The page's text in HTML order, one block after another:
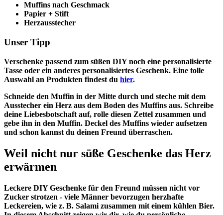
Muffins nach Geschmack
Papier + Stift
Herzausstecher
Unser Tipp
Verschenke passend zum süßen DIY noch eine personalisierte
Tasse oder ein anderes personalisiertes Geschenk. Eine tolle
Auswahl an Produkten findest du hier.
Schneide den Muffin in der Mitte durch und steche mit dem
Ausstecher ein Herz aus dem Boden des Muffins aus. Schreibe
deine Liebesbotschaft auf, rolle diesen Zettel zusammen und
gebe ihn in den Muffin. Deckel des Muffins wieder aufsetzen
und schon kannst du deinen Freund überraschen.
Weil nicht nur süße Geschenke das Herz
erwärmen
Leckere DIY Geschenke für den Freund müssen nicht vor
Zucker strotzen - viele Männer bevorzugen herzhafte
Leckereien, wie z. B. Salami zusammen mit einem kühlen Bier.